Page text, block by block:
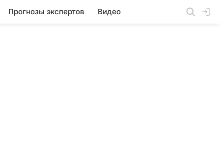
Прогнозы экспертов Видео